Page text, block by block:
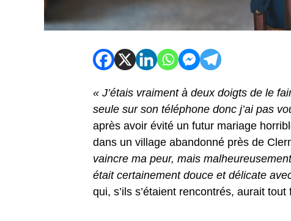
« J’étais vraiment à deux doigts de le
seule sur son téléphone donc j’ai pas
après avoir évité un futur mariage
dans un village abandonné près de
vaincre ma peur, mais
était certainement douce et délicate
qui, s’ils s’étaient rencontrés, aurait